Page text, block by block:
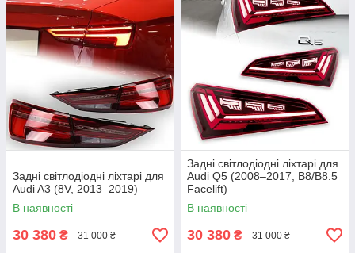
Задні світлодіодні ліхтарі для
Audi A3 (8V, 2013–2019)
В наявності
30 380 ₴ 31 000 ₴
Задні світлодіодні ліхтарі для
Audi Q5 (2008–2017, B8/B8.5
Facelift)
В наявності
30 380 ₴ 31 000 ₴